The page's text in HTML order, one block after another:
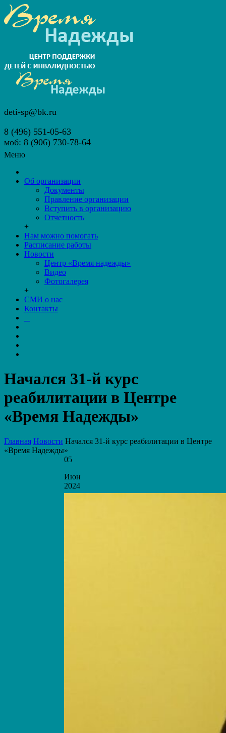
deti-sp@bk.ru
8 (496) 551-05-63
моб: 8 (906) 730-78-64
Меню
Об организации
Документы
Правление организации
Вступить в организацию
Отчетность
+
Нам можно помогать
Расписание работы
Новости
Центр «Время надежды»
Видео
Фотогалерея
+
СМИ о нас
Контакты
Начался 31-й курс
реабилитации в Центре
«Время Надежды»
Главная Новости Начался 31-й курс реабилитации в Центре
«Время Надежды»
05
Июн
2024